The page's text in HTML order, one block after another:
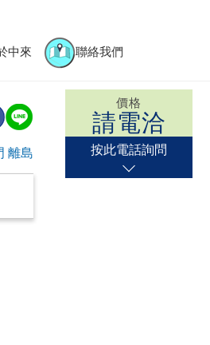
中來 聯絡我們
離島
價格
請電洽
按此電話詢問